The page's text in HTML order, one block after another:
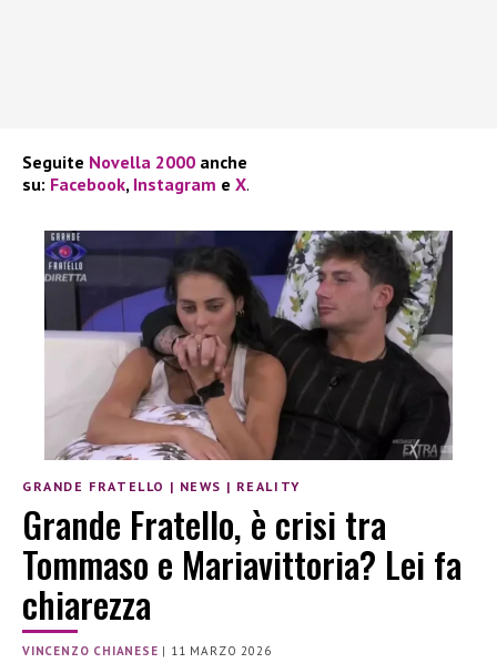
Seguite Novella 2000 anche
su: Facebook, Instagram e X.
GRANDE FRATELLO | NEWS | REALITY
Grande Fratello, è crisi tra
Tommaso e Mariavittoria? Lei fa
chiarezza
VINCENZO CHIANESE | 11 MARZO 2026